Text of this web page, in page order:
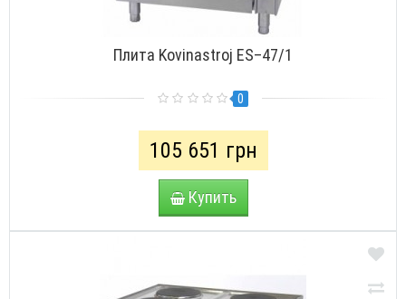
Плита Kovinastroj ES–47/1
0
105 651 грн
Купить